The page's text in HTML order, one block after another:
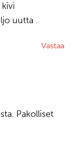
uutta .
Vastaa
Pakolliset